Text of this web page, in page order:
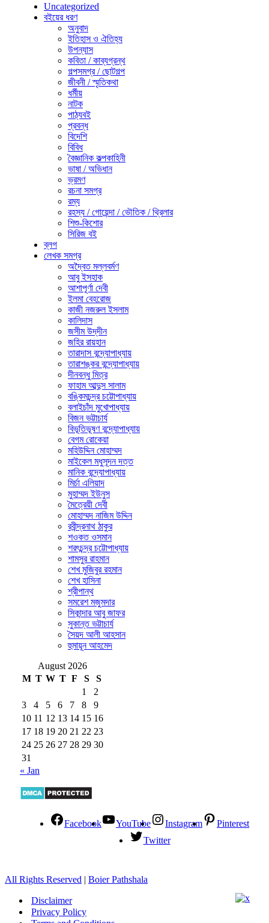
Uncategorized
বইয়ের ধরণ
অনুবাদ
ইতিহাস ও ঐতিহ্য
উপন্যাস
কবিতা / কাব্যগ্রন্থ
গল্পসমগ্র / ছোটগল্প
জীবনী / স্মৃতিকথা
ধর্মীয়
নাটক
পাঠ্যবই
প্রবন্ধ
বিদেশি
বিবিধ
বৈজ্ঞানিক কল্পকাহিনী
ভাষা / অভিধান
ভ্রমণ
রচনা সমগ্র
রম্য
রহস্য / গোয়েন্দা / ভৌতিক / থ্রিলার
শিশু-কিশোর
সিরিজ বই
ব্লগ
লেখক সমগ্র
অদ্বৈত মল্লবর্মণ
আবু ইসহাক
আশাপূর্ণা দেবী
ইলমা বেহরোজ
কাজী নজরুল ইসলাম
কালিদাস
জসীম উদ্‌দীন
জহির রায়হান
তারাদাস বন্দ্যোপাধ্যায়
তারাশঙ্কর বন্দ্যোপাধ্যায়
দীনবন্ধু মিত্র
ফাহাম আব্দুস সালাম
বঙ্কিমচন্দ্র চট্টোপাধ্যায়
বলাইচাঁদ মুখোপাধ্যায়
বিজন ভট্টাচার্য
বিভূতিভূষণ বন্দ্যোপাধ্যায়
বেগম রোকেয়া
মহিউদ্দিন মোহাম্মদ
মাইকেল মধুসূদন দত্ত
মানিক বন্দ্যোপাধ্যায়
মির্চা এলিয়াদ
মুহাম্মদ ইউনুস
মৈত্রেয়ী দেবী
মোহাম্মদ নাজিম উদ্দিন
রবীন্দ্রনাথ ঠাকুর
শওকত ওসমান
শরৎচন্দ্র চট্টোপাধ্যায়
শামসুর রাহমান
শেখ মুজিবুর রহমান
শেখ হাসিনা
শ্রীপান্থ
সমরেশ মজুমদার
সিকান্দার আবু জাফর
সুকান্ত ভট্টাচার্য
সৈয়দ আলী আহসান
হুমায়ূন আহমেদ
August 2026
M T W T F S
S
1
2
3
4 5 6 7 8
9
10 11 12 13 14 15 16
17 18 19 20 21 22 23
24 25 26 27 28 29 30
31
« Jan
Facebook YouTube Instagram
Pinterest
Twitter
All Rights Reserved | Boier Pathshala
Disclaimer
Privacy Policy